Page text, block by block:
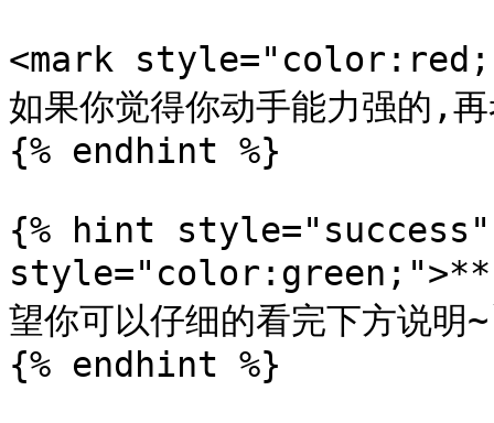
<mark
如果你觉得你动手能力强的,
{% endhint %}
{% hint style="success"
style="color:green;">**`
望你可以仔细的看完下方说
{% endhint %}